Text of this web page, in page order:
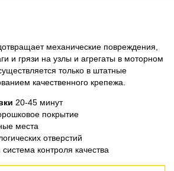
механические повреждения,
и грязи на узлы и агрегаты в моторном
только в штатные
качественного крепежа.
20-45 минут
покрытие
места
отверстий
система контроля качества